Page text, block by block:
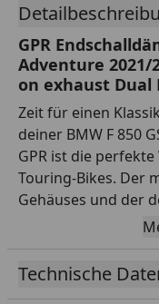
GPR
Adventure 2021/
on exhaust Dual
Zeit für einen
deiner BMW F 850
GPR ist die
Touring-Bikes. Der
Gehäuses und der
deiner Maschine
perfekte Passform
Modifikationen
Technische